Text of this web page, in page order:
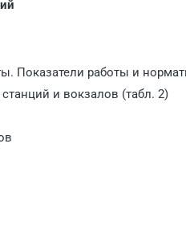
Показатели работы и
и вокзалов (табл. 2)